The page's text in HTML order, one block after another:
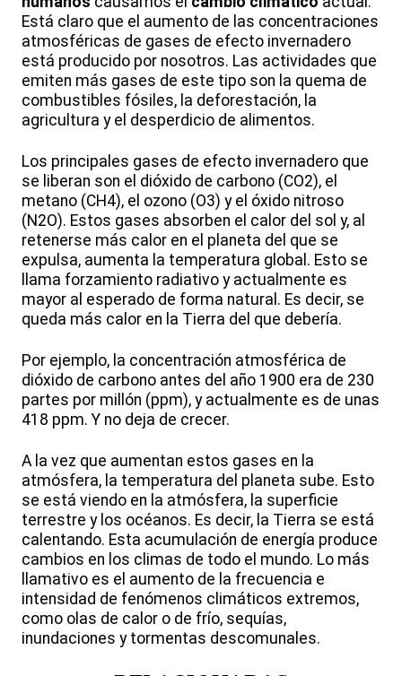
Está claro que el aumento de las concentraciones
atmosféricas de gases de efecto invernadero
está producido por nosotros. Las actividades que
emiten más gases de este tipo son la quema de
combustibles fósiles, la deforestación, la
agricultura y el desperdicio de alimentos.
Los principales gases de efecto invernadero que
se liberan son el dióxido de carbono (CO2), el
metano (CH4), el ozono (O3) y el óxido nitroso
(N2O). Estos gases absorben el calor del sol y, al
retenerse más calor en el planeta del que se
expulsa, aumenta la temperatura global. Esto se
llama forzamiento radiativo y actualmente es
mayor al esperado de forma natural. Es decir, se
queda más calor en la Tierra del que debería.
Por ejemplo, la concentración atmosférica de
dióxido de carbono antes del año 1900 era de 230
partes por millón (ppm), y actualmente es de unas
418 ppm. Y no deja de crecer.
A la vez que aumentan estos gases en la
atmósfera, la temperatura del planeta sube. Esto
se está viendo en la atmósfera, la superficie
terrestre y los océanos. Es decir, la Tierra se está
calentando. Esta acumulación de energía produce
cambios en los climas de todo el mundo. Lo más
llamativo es el aumento de la frecuencia e
intensidad de fenómenos climáticos extremos,
como olas de calor o de frío, sequías,
inundaciones y tormentas descomunales.